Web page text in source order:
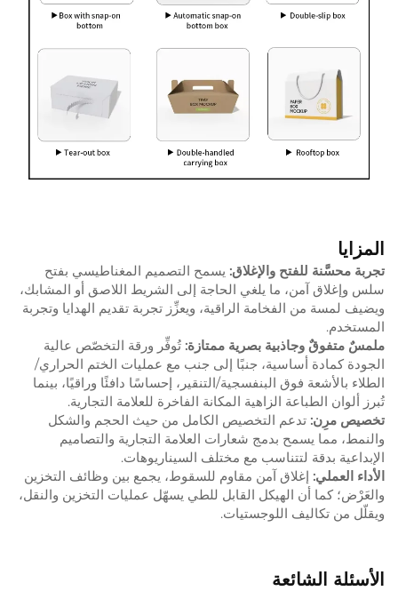
المزايا
تجربة محسَّنة للفتح والإغلاق: يسمح التصميم المغناطيسي بفتح
سلس وإغلاق آمن، ما يلغي الحاجة إلى الشريط اللاصق أو المشابك،
ويضيف لمسة من الفخامة الراقية، ويعزِّز تجربة تقديم الهدايا وتجربة
المستخدم.
ملمسٌ متفوقٌ وجاذبية بصرية ممتازة: تُوفِّر ورقة التخصّص عالية
الجودة كمادة أساسية، جنبًا إلى جنب مع عمليات الختم الحراري/
الطلاء بالأشعة فوق البنفسجية/التنقير، إحساسًا دافئًا وراقيًا، بينما
تُبرز ألوان الطباعة الزاهية المكانة الفاخرة للعلامة التجارية.
تخصيص مرِن: تدعم التخصيص الكامل من حيث الحجم والشكل
والنمط، مما يسمح بدمج شعارات العلامة التجارية والتصاميم
الإبداعية بدقة لتتناسب مع مختلف السيناريوهات.
الأداء العملي: إغلاق آمن مقاوم للسقوط، يجمع بين وظائف التخزين
والعَرْض؛ كما أن الهيكل القابل للطي يسهّل عمليات التخزين والنقل،
ويقلّل من تكاليف اللوجستيات.
الأسئلة الشائعة